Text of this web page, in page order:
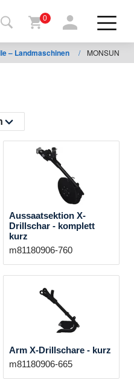
0
– Landmaschinen / MONSUN
Aussaatsektion X-
Drillschar - komplett
kurz
m81180906-760
Arm X-Drillschare - kurz
m81180906-665